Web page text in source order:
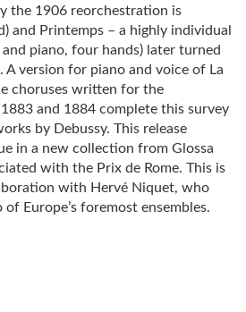
the 1906 reorchestration is
and Printemps – a highly individual
piano, four hands) later turned
A version for piano and voice of La
choruses written for the
and 1884 complete this survey
by Debussy. This release
in a new collection from Glossa
with the Prix de Rome. This is
with Hervé Niquet, who
Europe’s foremost ensembles.